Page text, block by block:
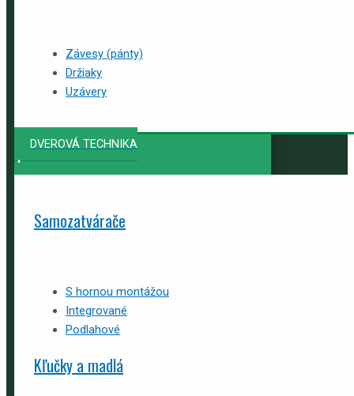
Závesy (pánty)
Držiaky
Uzávery
DVEROVÁ TECHNIKA
Samozatvárače
S hornou montážou
Integrované
Podlahové
Kľučky a madlá